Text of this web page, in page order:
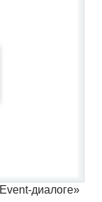
диалоге»